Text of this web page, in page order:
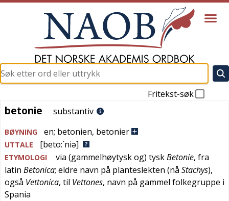
Fritekst-søk
betonie
betonie substantiv
BØYNING en; betonien, betonier
UTTALE [beto:´niə]
ETYMOLOGI via (gammelhøytyskog) tyskBetonie, fra
latin Betonica; eldre navn på planteslekten (nå Stachys),
også Vettonica, til Vettones, navn på gammel folkegruppe i
Spania